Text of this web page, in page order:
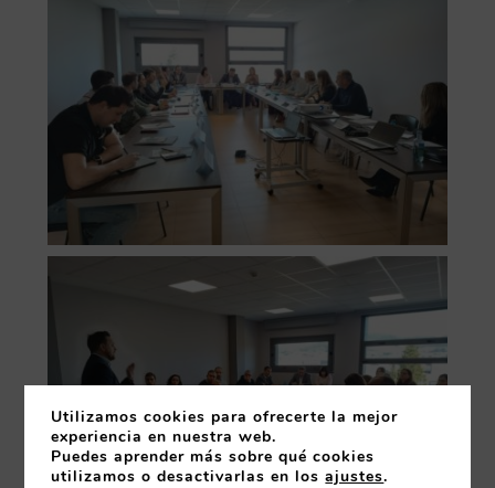
Utilizamos cookies para ofrecerte la mejor
experiencia en nuestra web.
Puedes aprender más sobre qué cookies
utilizamos o desactivarlas en losajustes.